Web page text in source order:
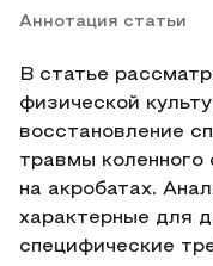
Аннотация статьи
В статье
физической
восстановление
травмы коленного
на акробатах.
характерные для
специфические